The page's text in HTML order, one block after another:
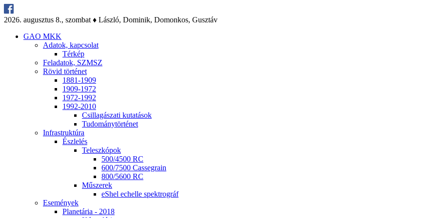
2026. au­gusz­tus 8., szom­bat ♦ Lász­ló, Do­mi­nik, Do­mon­kos, Gusz­táv
GAO MKK
Ada­tok, kap­cso­lat
Tér­kép
Fel­ada­tok, SZMSZ
Rö­vid tör­té­net
1881-1909
1909-1972
1972-1992
1992-2010
Csil­la­gá­sza­ti ku­ta­tá­sok
Tu­do­mány­tör­té­net
Inf­ra­struk­tú­ra
Ész­le­lés
Te­lesz­kó­pok
500/4500 RC
600/7500 Cas­seg­ra­in
800/5600 RC
Mű­sze­rek
eS­hel echel­le spekt­ro­gráf
Ese­mé­nyek
Pla­ne­tá­ria - 2018